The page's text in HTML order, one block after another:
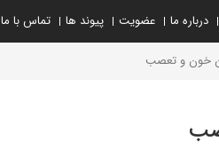
درباره ما عضویت پیوند ها تماس با ما
خون و تعصب